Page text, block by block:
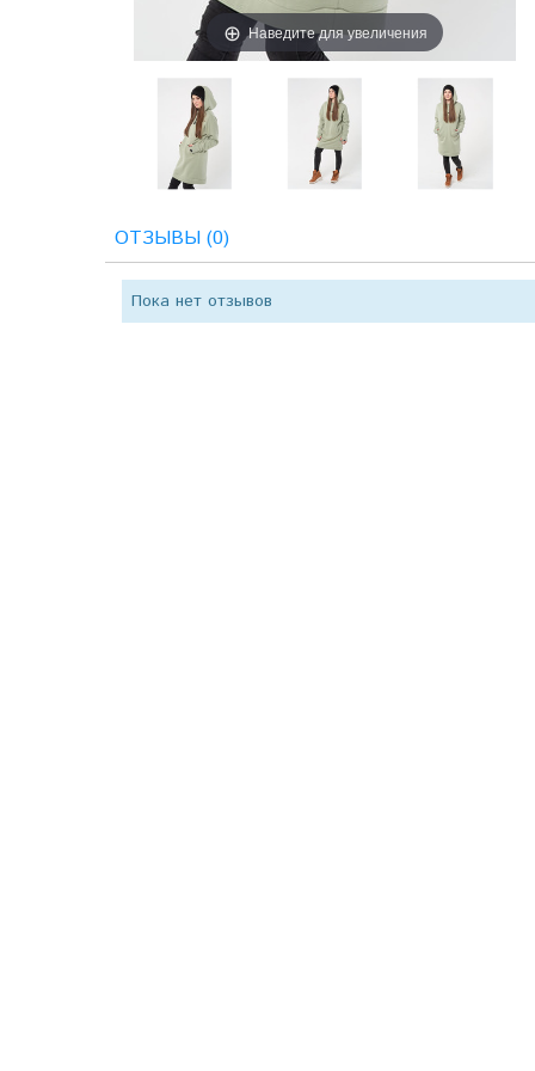
Наведите для увеличения
ОТЗЫВЫ (0)
Пока нет отзывов